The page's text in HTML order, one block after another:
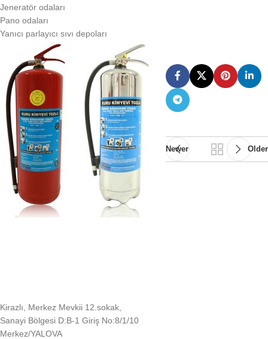
Jeneratör odaları
Pano odaları
Yanıcı parlayıcı sıvı depoları
Newer Older
Kirazlı, Merkez Mevkii 12.sokak,
Sanayi Bölgesi D:B-1 Giriş No:8/1/10
Merkez/YALOVA